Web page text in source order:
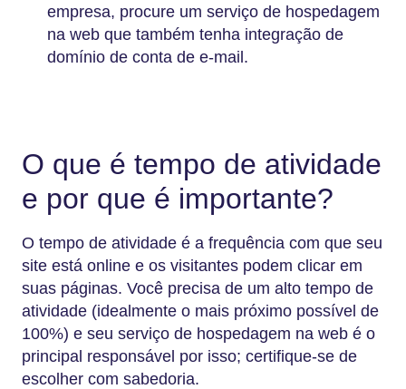
empresa, procure um serviço de hospedagem
na web que também tenha integração de
domínio de conta de e-mail.
O que é tempo de atividade
e por que é importante?
O tempo de atividade é a frequência com que seu
site está online e os visitantes podem clicar em
suas páginas. Você precisa de um alto tempo de
atividade (idealmente o mais próximo possível de
100%) e seu serviço de hospedagem na web é o
principal responsável por isso; certifique-se de
escolher com sabedoria.